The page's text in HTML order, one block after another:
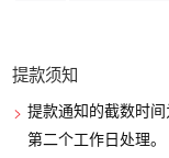
提款须知
提款通知的截数时
第二个工作日处理。